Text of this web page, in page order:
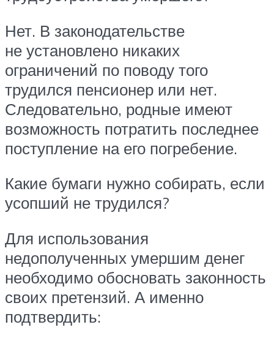
Нет. В законодательстве
не установлено никаких
ограничений по поводу того
трудился пенсионер или нет.
Следовательно, родные имеют
возможность потратить последнее
поступление на его погребение.
Какие бумаги нужно собирать, если
усопший не трудился?
Для использования
недополученных умершим денег
необходимо обосновать законность
своих претензий. А именно
подтвердить: